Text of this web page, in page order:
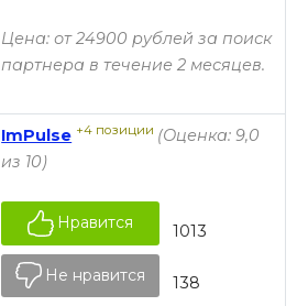
Цена: от 24900 рублей за поиск
партнера в течение 2 месяцев.
ImPulse +4 позиции (Оценка: 9,0
из 10)
Нравится 1013
Не нравится 138